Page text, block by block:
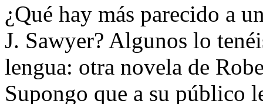
¿Qué hay más parecido a
J. Sawyer? Algunos lo
lengua: otra novela de
Supongo que a su público